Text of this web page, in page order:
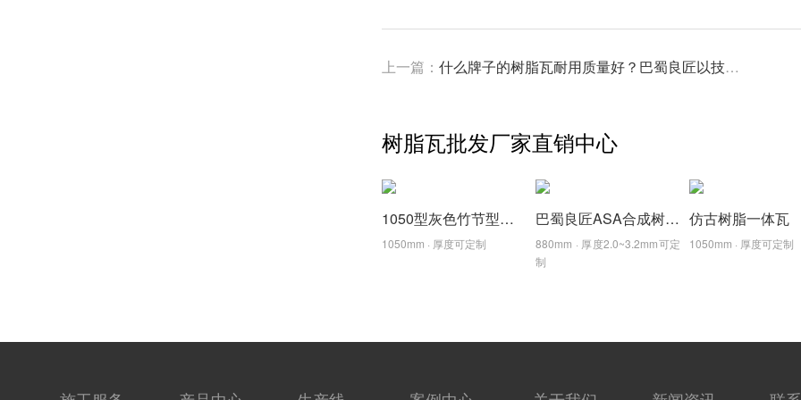
上一篇：什么牌子的树脂瓦耐用质量好？巴蜀良匠以技术实力诠释长久耐用
树脂瓦批发厂家直销中心
1050型灰色竹节型树脂瓦,颜色厚度可定制
1050mm · 厚度可定制
巴蜀良匠ASA合成树脂金刚瓦，质保30年
880mm · 厚度2.0~3.2mm可定
制
仿古树脂一体瓦
1050mm · 厚度可定制